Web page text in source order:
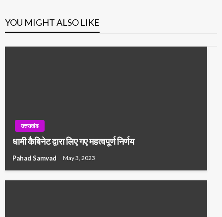
YOU MIGHT ALSO LIKE
उत्तराखंड
धामी कैबिनेट द्वारा लिए गए महत्वपूर्ण निर्णय
Pahad Samvad May 3, 2023